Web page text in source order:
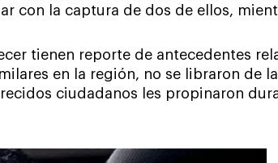
con la captura de dos de ellos,
tienen reporte de antecedentes
en la región, no se libraron de
ciudadanos les propinaron